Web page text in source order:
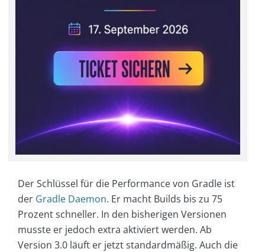
Der Schlüssel für die Performance von Gradle ist
der Gradle Daemon. Er macht Builds bis zu 75
Prozent schneller. In den bisherigen Versionen
musste er jedoch extra aktiviert werden. Ab
Version 3.0 läuft er jetzt standardmäßig. Auch die